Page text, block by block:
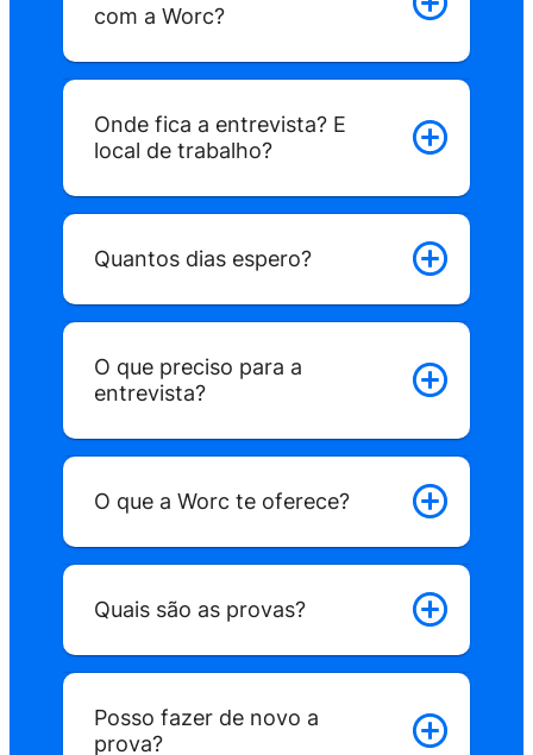
com a Worc?
Onde fica a entrevista? E
local de trabalho?
Quantos dias espero?
O que preciso para a
entrevista?
O que a Worc te oferece?
Quais são as provas?
Posso fazer de novo a
prova?